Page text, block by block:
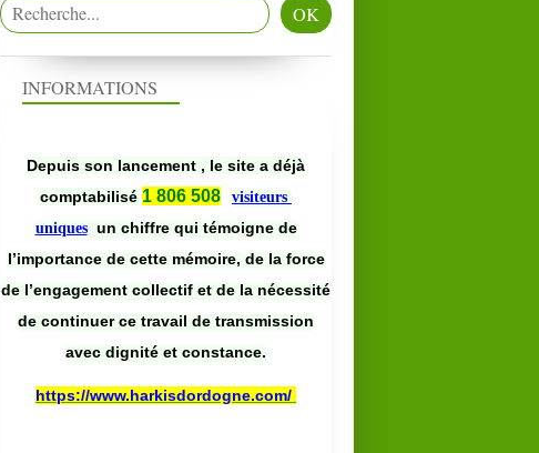
INFORMATIONS
Depuis son lancement , le site a déjà
comptabilisé 1 806 508
visiteurs
uniques un chiffre qui témoigne de
l’importance de cette mémoire, de la force
de l’engagement collectif et de la nécessité
de continuer ce travail de transmission
avec dignité et constance.
https://www.harkisdordogne.com/